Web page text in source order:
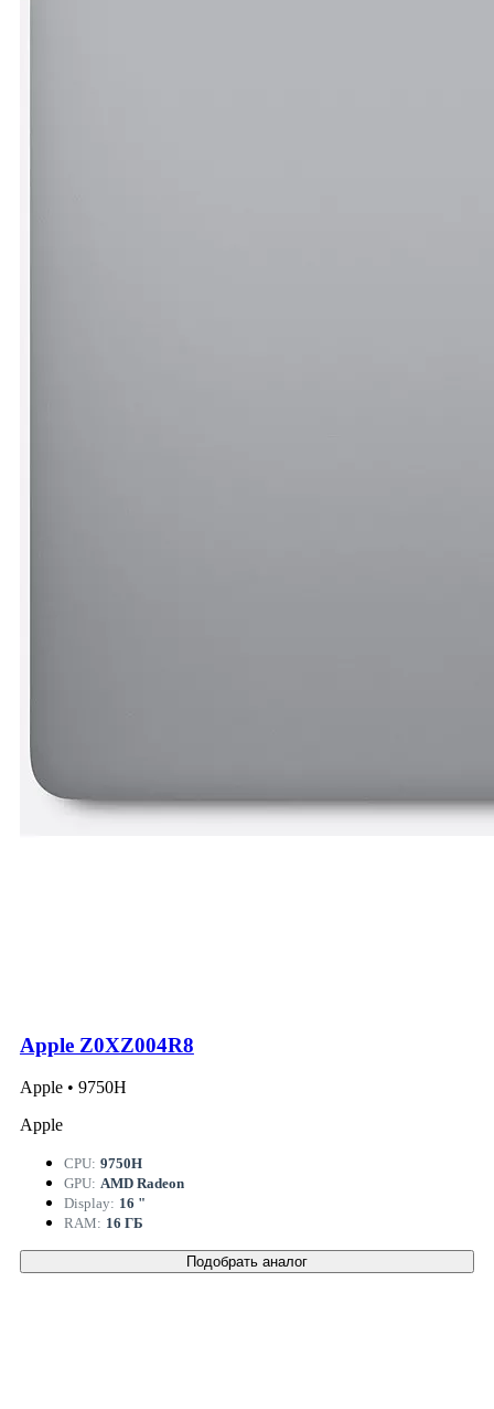
Apple Z0XZ004R8
Apple • 9750H
Apple
CPU: 9750H
GPU: AMD Radeon
Display: 16 "
RAM: 16 ГБ
Подобрать аналог